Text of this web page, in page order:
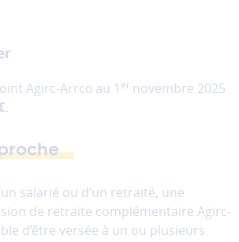
Agirc-Arrco au 1 er novembre 2025
salarié ou d’un retraité, une
de retraite complémentaire Agirc-
d’être versée à un ou plusieurs